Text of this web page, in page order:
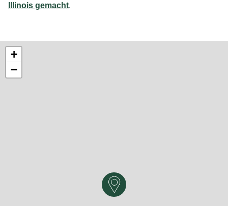
Illinois gemacht.
+
−